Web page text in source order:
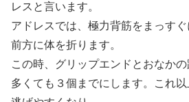
レスと言います。
アドレスでは、極力背筋をまっす
前方に体を折ります。
この時、グリップエンドとおなかの
多くても３個までにします。これ